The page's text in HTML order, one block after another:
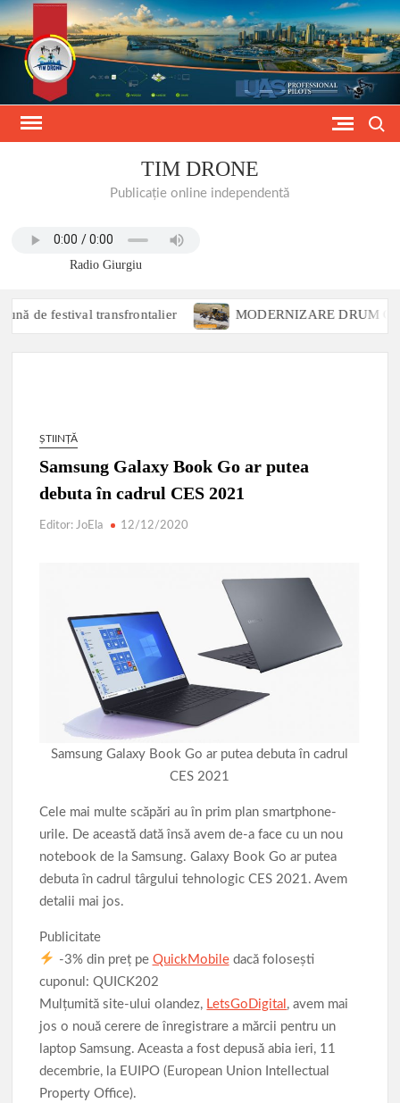
Skip
to
content
TIM DRONE
Publicație online independentă
Radio Giurgiu
de festival transfrontalier MODERNIZARE DRUM
ȘTIINȚĂ
Samsung Galaxy Book Go ar putea
debuta în cadrul CES 2021
Editor: JoEla 12/12/2020
Samsung Galaxy Book Go ar putea debuta în cadrul
CES 2021
Cele mai multe scăpări au în prim plan smartphone-
urile. De această dată însă avem de-a face cu un nou
notebook de la Samsung. Galaxy Book Go ar putea
debuta în cadrul târgului tehnologic CES 2021. Avem
detalii mai jos.
Publicitate
-3% din preț pe QuickMobiledacă folosești
cuponul: QUICK202
Mulțumită site-ului olandez, LetsGoDigital , avem mai
jos o nouă cerere de înregistrare a mărcii pentru un
laptop Samsung. Aceasta a fost depusă abia ieri, 11
decembrie, la EUIPO (European Union Intellectual
Property Office).